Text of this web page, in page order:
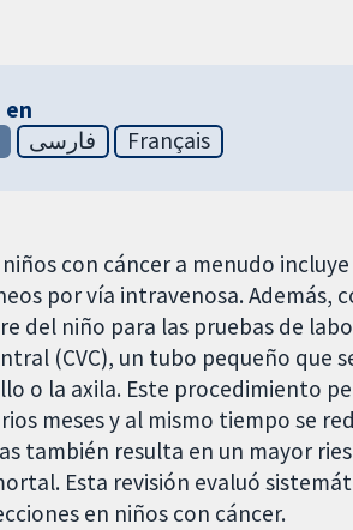
en
فارسی Français
con cáncer a menudo
por vía intravenosa. Además,
del niño para las pruebas de
(CVC), un tubo pequeño que
o la axila. Este procedimiento
meses y al mismo tiempo se
también resulta en un mayor
Esta revisión evaluó
en niños con cáncer.